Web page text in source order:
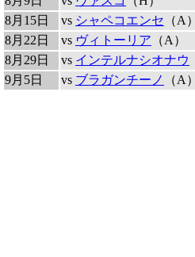
8月15日
vs シャペコエンセ （A）
8月22日
vs ヴィトーリア （A）
8月29日
vs インテルナシオナウ
9月5日
vs ブラガンチーノ （A）